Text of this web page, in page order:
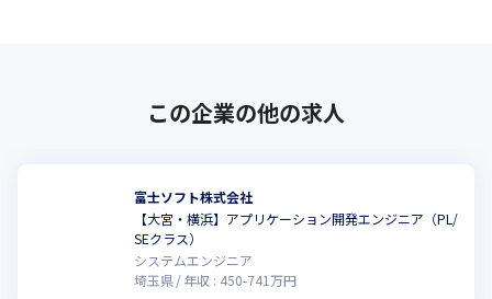
この企業の他の求人
富士ソフト株式会社
【大宮・横浜】アプリケーション開発エンジニア（PL/
SEクラス）
システムエンジニア
埼玉県
年収 : 450-741 万円